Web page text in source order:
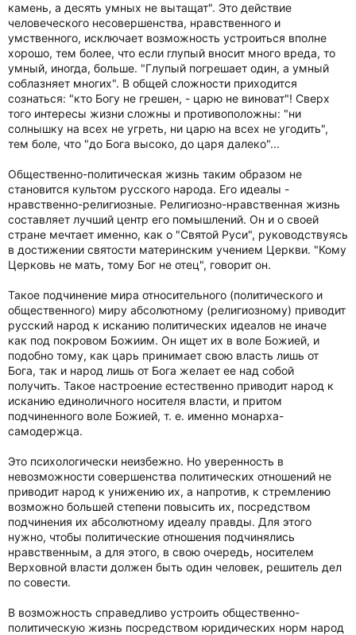
камень, а десять умных не вытащат". Это действие
человеческого несовершенства, нравственного и
умственного, исключает возможность устроиться вполне
хорошо, тем более, что если глупый вносит много вреда, то
умный, иногда, больше. "Глупый погрешает один, а умный
соблазняет многих". В общей сложности приходится
сознаться: "кто Богу не грешен, - царю не виноват"! Сверх
того интересы жизни сложны и противоположны: "ни
солнышку на всех не угреть, ни царю на всех не угодить",
тем боле, что "до Бога высоко, до царя далеко"...
Общественно-политическая жизнь таким образом не
становится культом русского народа. Его идеалы -
нравственно-религиозные. Религиозно-нравственная жизнь
составляет лучший центр его помышлений. Он и о своей
стране мечтает именно, как о "Святой Руси", руководствуясь
в достижении святости материнским учением Церкви. "Кому
Церковь не мать, тому Бог не отец", говорит он.
Такое подчинение мира относительного (политического и
общественного) миру абсолютному (религиозному) приводит
русский народ к исканию политических идеалов не иначе
как под покровом Божиим. Он ищет их в воле Божией, и
подобно тому, как царь принимает свою власть лишь от
Бога, так и народ лишь от Бога желает ее над собой
получить. Такое настроение естественно приводит народ к
исканию единоличного носителя власти, и притом
подчиненного воле Божией, т. е. именно монарха-
самодержца.
Это психологически неизбежно. Но уверенность в
невозможности совершенства политических отношений не
приводит народ к унижению их, а напротив, к стремлению
возможно большей степени повысить их, посредством
подчинения их абсолютному идеалу правды. Для этого
нужно, чтобы политические отношения подчинялись
нравственным, а для этого, в свою очередь, носителем
Верховной власти должен быть один человек, решитель дел
по совести.
В возможность справедливо устроить общественно-
политическую жизнь посредством юридических норм народ